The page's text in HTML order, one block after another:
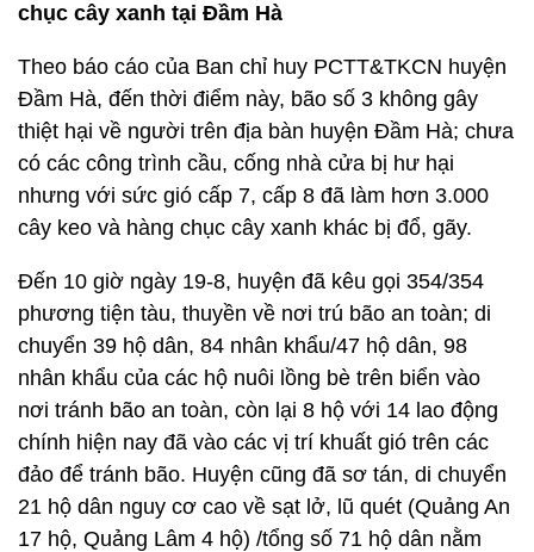
chục cây xanh tại Đầm Hà
Theo báo cáo của Ban chỉ huy PCTT&TKCN huyện
Đầm Hà, đến thời điểm này, bão số 3 không gây
thiệt hại về người trên địa bàn huyện Đầm Hà; chưa
có các công trình cầu, cống nhà cửa bị hư hại
nhưng với sức gió cấp 7, cấp 8 đã làm hơn 3.000
cây keo và hàng chục cây xanh khác bị đổ, gãy.
Đến 10 giờ ngày 19-8, huyện đã kêu gọi 354/354
phương tiện tàu, thuyền về nơi trú bão an toàn; di
chuyển 39 hộ dân, 84 nhân khẩu/47 hộ dân, 98
nhân khẩu của các hộ nuôi lồng bè trên biển vào
nơi tránh bão an toàn, còn lại 8 hộ với 14 lao động
chính hiện nay đã vào các vị trí khuất gió trên các
đảo để tránh bão. Huyện cũng đã sơ tán, di chuyển
21 hộ dân nguy cơ cao về sạt lở, lũ quét (Quảng An
17 hộ, Quảng Lâm 4 hộ) /tổng số 71 hộ dân nằm